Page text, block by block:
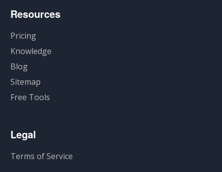
Resources
Pricing
Knowledge
Blog
Sitemap
Free Tools
Legal
Terms of Service